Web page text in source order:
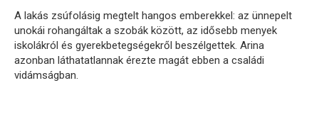
A lakás zsúfolásig megtelt hangos emberekkel: az ünnepelt
unokái rohangáltak a szobák között, az idősebb menyek
iskolákról és gyerekbetegségekről beszélgettek. Arina
azonban láthatatlannak érezte magát ebben a családi
vidámságban.